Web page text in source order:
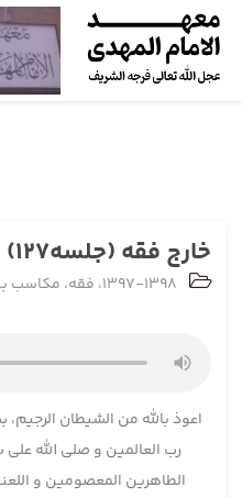
خارج فقه (جلسه127) یکشنبه 1398/03/26
1397-1398، فقه، مکاسب
اعوذ بالله من الشیطان الرجیم،
رب العالمین و صلی الله علی
الطاهرین المعصومین و